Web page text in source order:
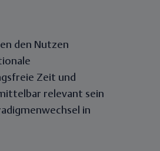
den Nutzen
Zeit und
relevant sein
in